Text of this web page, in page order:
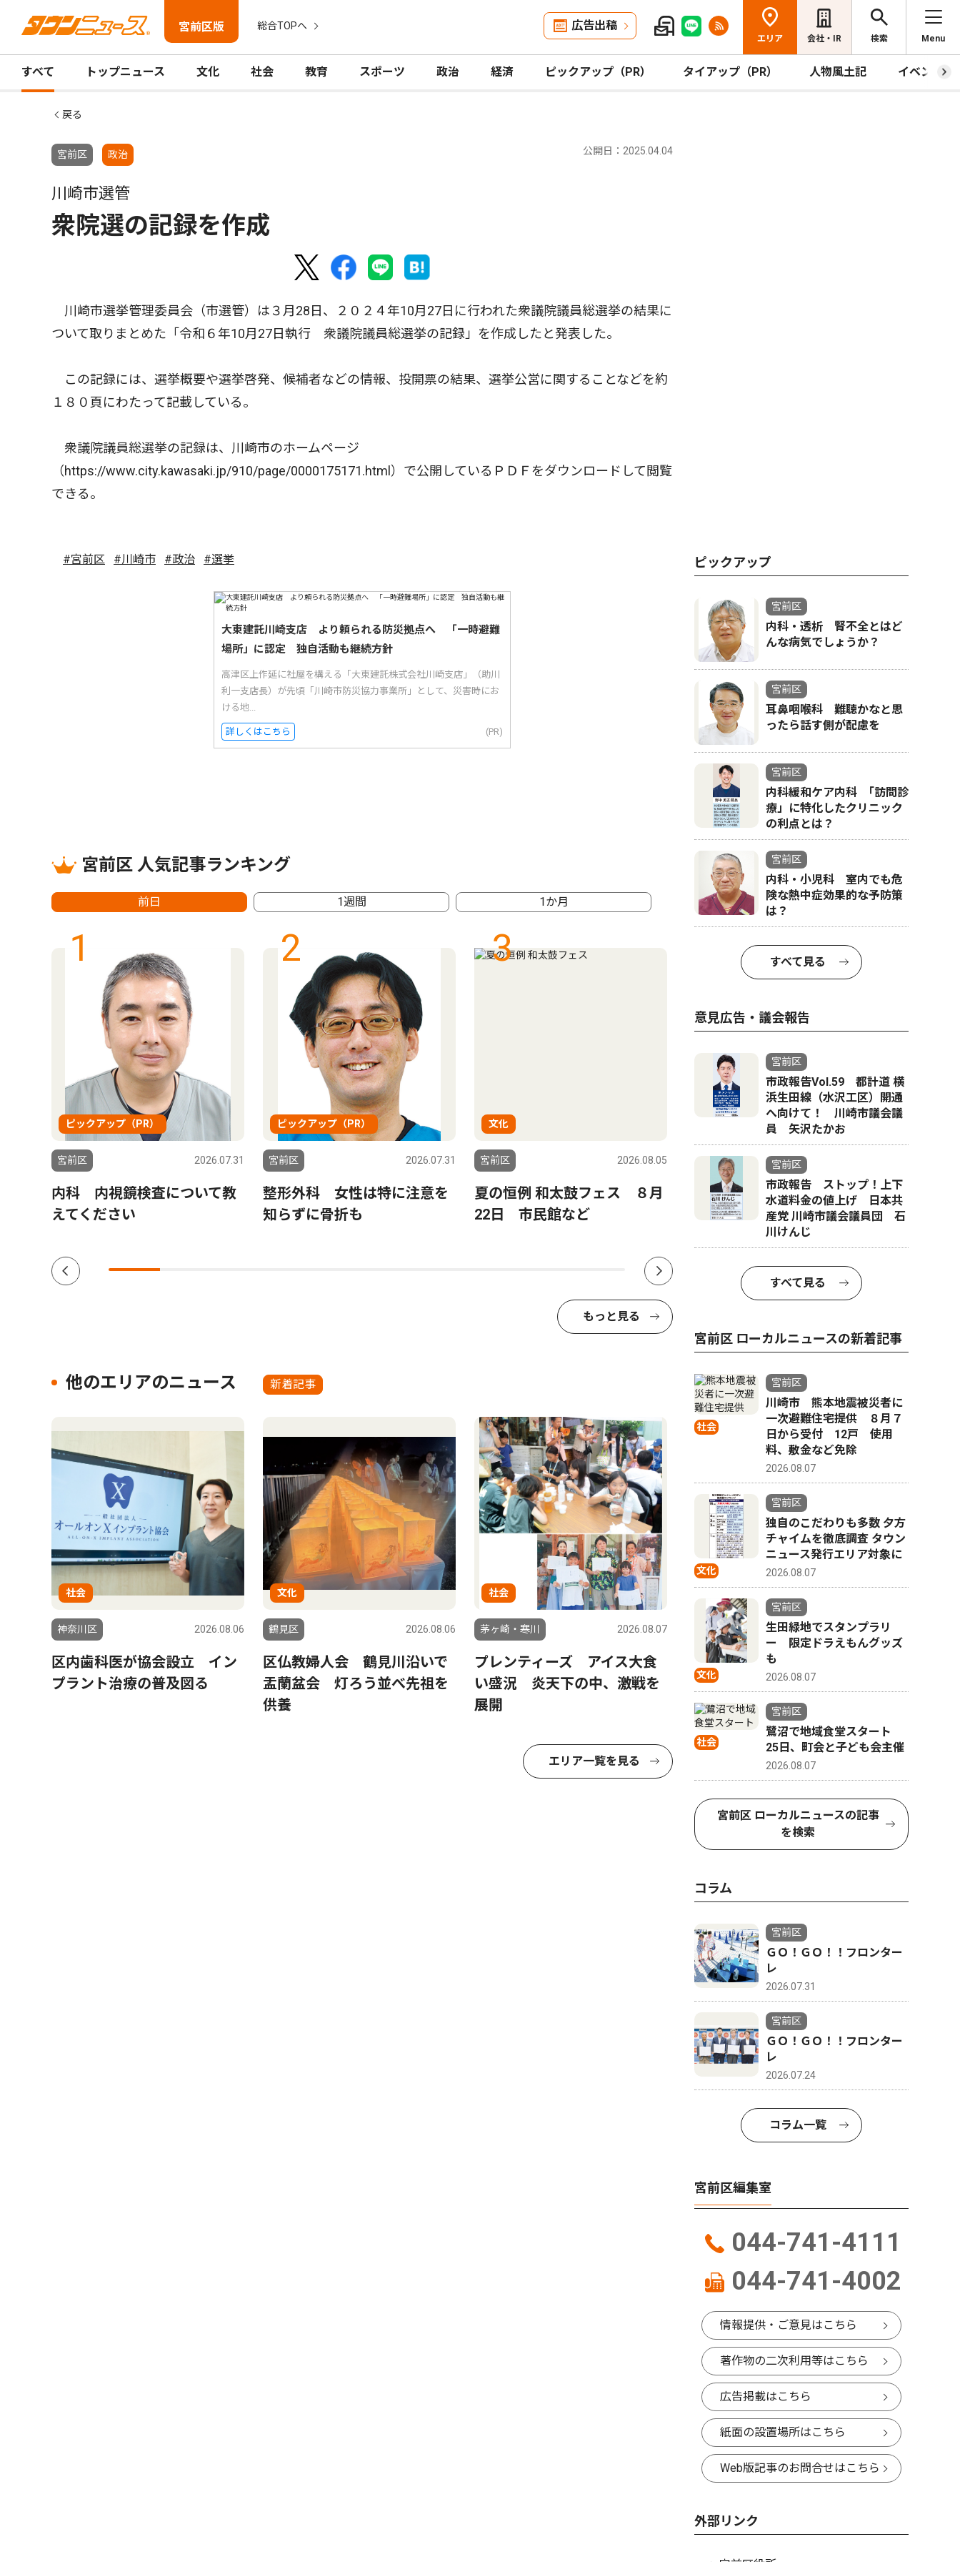
宮前区版 総合TOPへ 広告出稿
エリア 会社・IR 検索 Menu
すべて トップニュース 文化 社会 教育 スポーツ 政治 経済 ピックアップ（PR） タイアップ（PR） 人物風土記 イベント
戻る
宮前区 政治 公開日：2025.04.04
川崎市選管
衆院選の記録を作成
川崎市選挙管理委員会（市選管）は３月28日、２０２４年10月27日に行われた衆議院議員総選挙の結果に
ついて取りまとめた「令和６年10月27日執行 衆議院議員総選挙の記録」を作成したと発表した。
この記録には、選挙概要や選挙啓発、候補者などの情報、投開票の結果、選挙公営に関することなどを約
１８０頁にわたって記載している。
衆議院議員総選挙の記録は、川崎市のホームページ
（https://www.city.kawasaki.jp/910/page/0000175171.html）で公開しているＰＤＦをダウンロードして閲覧
できる。
#宮前区 #川崎市 #政治 #選挙
大東建託川崎支店 より頼られる防災拠点へ 「一時避難
場所」に認定 独自活動も継続方針
高津区上作延に社屋を構える「大東建託株式会社川崎支店」（助川
利一支店長）が先頃「川崎市防災協力事業所」として、災害時にお
ける地...
詳しくはこちら (PR)
宮前区 人気記事ランキング
前日 1週間 1か月
1
ピックアップ（PR）
宮前区 2026.07.31
内科 内視鏡検査について教
えてください
2
ピックアップ（PR）
宮前区 2026.07.31
整形外科 女性は特に注意を
知らずに骨折も
3
文化
宮前区 2026.08.05
夏の恒例 和太鼓フェス ８月
22日 市民館など
ピックアップ（PR）
宮前区
内科・透析 腎不全とはどん
な病気でしょうか？
稗原小
声 父の
もっと見る
他のエリアのニュース 新着記事
社会
神奈川区 2026.08.06
区内歯科医が協会設立 イン
プラント治療の普及図る
文化
鶴見区 2026.08.06
区仏教婦人会 鶴見川沿いで
盂蘭盆会 灯ろう並べ先祖を
供養
社会
茅ヶ崎・寒川 2026.08.07
プレンティーズ アイス大食
い盛況 炎天下の中、激戦を
展開
エリア一覧を見る
ピックアップ
宮前区
内科・透析 腎不全とはど
んな病気でしょうか？
宮前区
耳鼻咽喉科 難聴かなと思
ったら話す側が配慮を
宮前区
内科緩和ケア内科 ｢訪問診
療」に特化したクリニック
の利点とは？
宮前区
内科・小児科 室内でも危
険な熱中症効果的な予防策
は？
すべて見る
意見広告・議会報告
宮前区
市政報告Vol.59 都計道 横
浜生田線（水沢工区）開通
へ向けて！ 川崎市議会議
員 矢沢たかお
宮前区
市政報告 ストップ！上下
水道料金の値上げ 日本共
産党 川崎市議会議員団 石
川けんじ
すべて見る
宮前区 ローカルニュースの新着記事
社会
宮前区
川崎市 熊本地震被災者に
一次避難住宅提供 ８月７
日から受付 12戸 使用
料、敷金など免除
2026.08.07
文化
宮前区
独自のこだわりも多数 夕方
チャイムを徹底調査 タウン
ニュース発行エリア対象に
2026.08.07
文化
宮前区
生田緑地でスタンプラリ
ー 限定ドラえもんグッズ
も
2026.08.07
社会
宮前区
鷺沼で地域食堂スタート
25日、町会と子ども会主催
2026.08.07
宮前区 ローカルニュースの記事
を検索
コラム
宮前区
ＧＯ！ＧＯ！！フロンター
レ
2026.07.31
宮前区
ＧＯ！ＧＯ！！フロンター
レ
2026.07.24
コラム一覧
宮前区編集室
044-741-4111
044-741-4002
情報提供・ご意見はこちら
著作物の二次利用等はこちら
広告掲載はこちら
紙面の設置場所はこちら
Web版記事のお問合せはこちら
外部リンク